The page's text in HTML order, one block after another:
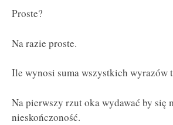
Proste?
Na razie proste.
Ile wynosi suma wszystkich wyrazów
Na pierwszy rzut oka wydawać by się
nieskończoność.